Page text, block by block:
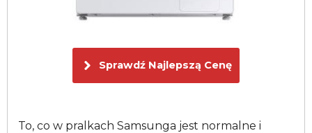
Sprawdź Najlepszą Cenę
To, co w pralkach Samsunga jest normalne i